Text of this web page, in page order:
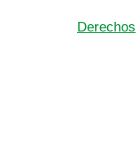
Derechos